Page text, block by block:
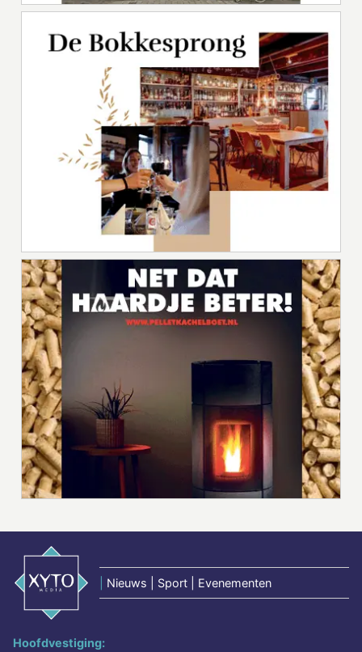
Nieuws | Sport | Evenementen
Hoofdvestiging: